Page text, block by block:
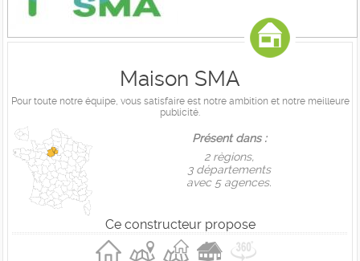
Maison SMA
Pour toute notre équipe, vous satisfaire est notre ambition et notre meilleure
publicité.
Présent dans :
2 règions,
3 départements
avec 5 agences.
Ce constructeur propose